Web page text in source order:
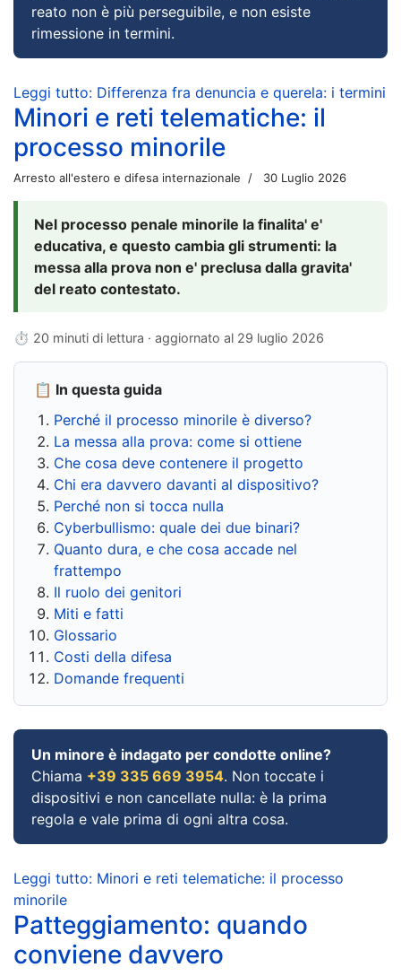
reato non è più perseguibile, e non esiste
rimessione in termini.
Leggi tutto: Differenza fra denuncia e querela: i termini
Minori e reti telematiche: il
processo minorile
Arresto all'estero e difesa internazionale 30 Luglio 2026
Nel processo penale minorile la finalita' e'
educativa, e questo cambia gli strumenti: la
messa alla prova non e' preclusa dalla gravita'
del reato contestato.
⏱ 20 minuti di lettura · aggiornato al 29 luglio 2026
📋 In questa guida
Perché il processo minorile è diverso?
La messa alla prova: come si ottiene
Che cosa deve contenere il progetto
Chi era davvero davanti al dispositivo?
Perché non si tocca nulla
Cyberbullismo: quale dei due binari?
Quanto dura, e che cosa accade nel
frattempo
Il ruolo dei genitori
Miti e fatti
Glossario
Costi della difesa
Domande frequenti
Un minore è indagato per condotte online?
Chiama +39 335 669 3954. Non toccate i
dispositivi e non cancellate nulla: è la prima
regola e vale prima di ogni altra cosa.
Leggi tutto: Minori e reti telematiche: il processo
minorile
Patteggiamento: quando
conviene davvero